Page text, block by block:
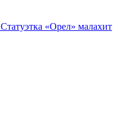
Статуэтка «Орел» малахит